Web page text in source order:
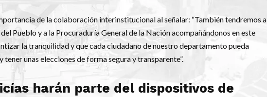
de la colaboración interinstitucional al señalar: “También tendremos a
Pueblo y a la Procuraduría General de la Nación acompañándonos en este
la tranquilidad y que cada ciudadano de nuestro departamento pueda
unas elecciones de forma segura y transparente”.
harán parte del dispositivos de